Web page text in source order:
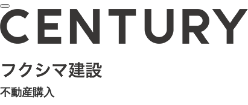
不動産購入